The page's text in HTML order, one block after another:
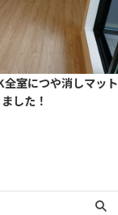
室につや消しマット
した！